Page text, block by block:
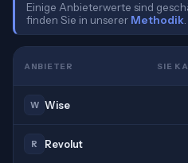
Einige Anbieterwerte sind
finden Sie in unserer Methodik
ANBIETER SIE
W Wise
R Revolut